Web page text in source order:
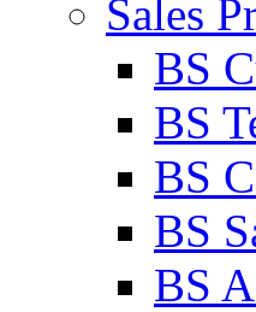
Sales
BS
BS
BS
BS
BS